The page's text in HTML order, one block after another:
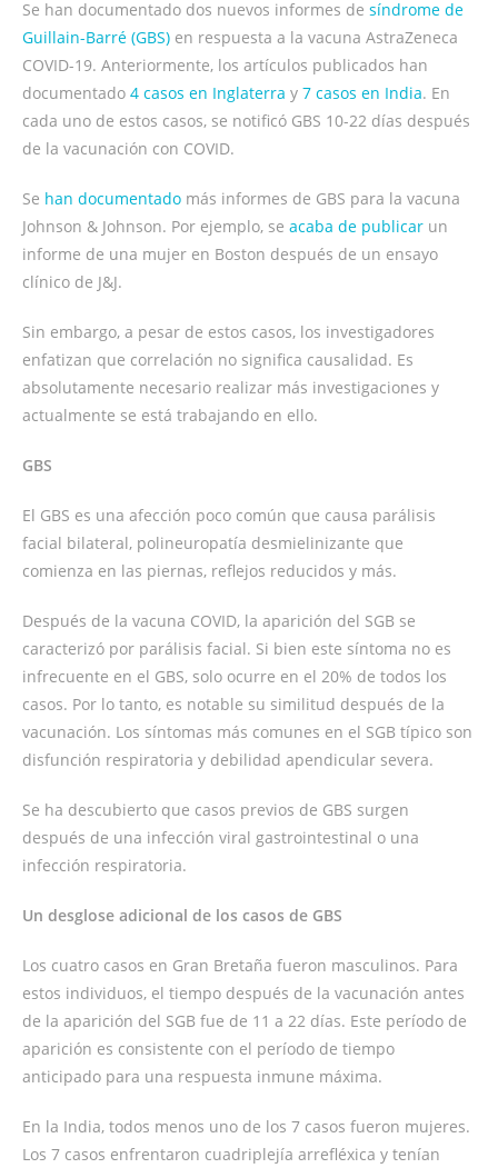
Se han documentado dos nuevos informes de síndrome de
Guillain-Barré (GBS) en respuesta a la vacuna AstraZeneca
COVID-19. Anteriormente, los artículos publicados han
documentado 4 casos en Inglaterra y 7 casos en India. En
cada uno de estos casos, se notificó GBS 10-22 días después
de la vacunación con COVID.
Se han documentado más informes de GBS para la vacuna
Johnson & Johnson. Por ejemplo, se acaba de publicar un
informe de una mujer en Boston después de un ensayo
clínico de J&J.
Sin embargo, a pesar de estos casos, los investigadores
enfatizan que correlación no significa causalidad. Es
absolutamente necesario realizar más investigaciones y
actualmente se está trabajando en ello.
GBS
El GBS es una afección poco común que causa parálisis
facial bilateral, polineuropatía desmielinizante que
comienza en las piernas, reflejos reducidos y más.
Después de la vacuna COVID, la aparición del SGB se
caracterizó por parálisis facial. Si bien este síntoma no es
infrecuente en el GBS, solo ocurre en el 20% de todos los
casos. Por lo tanto, es notable su similitud después de la
vacunación. Los síntomas más comunes en el SGB típico son
disfunción respiratoria y debilidad apendicular severa.
Se ha descubierto que casos previos de GBS surgen
después de una infección viral gastrointestinal o una
infección respiratoria.
Un desglose adicional de los casos de GBS
Los cuatro casos en Gran Bretaña fueron masculinos. Para
estos individuos, el tiempo después de la vacunación antes
de la aparición del SGB fue de 11 a 22 días. Este período de
aparición es consistente con el período de tiempo
anticipado para una respuesta inmune máxima.
En la India, todos menos uno de los 7 casos fueron mujeres.
Los 7 casos enfrentaron cuadriplejía arrefléxica y tenían